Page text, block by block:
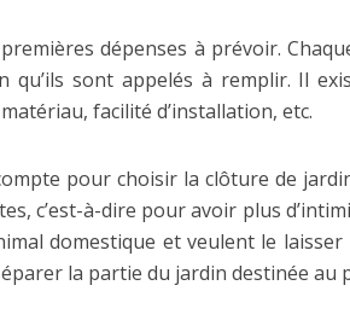
dépenses à prévoir.
sont appelés à remplir. Il
facilité d’installation, etc.
pour choisir la clôture de
c’est-à-dire pour avoir plus
domestique et veulent le laisser
la partie du jardin destinée au